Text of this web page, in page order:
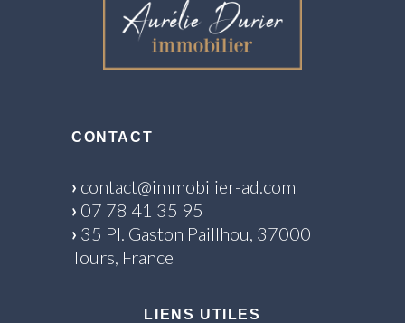
CONTACT
› contact@immobilier-ad.com
› 07 78 41 35 95
› 35 Pl. Gaston Paillhou, 37000
Tours, France
LIENS UTILES